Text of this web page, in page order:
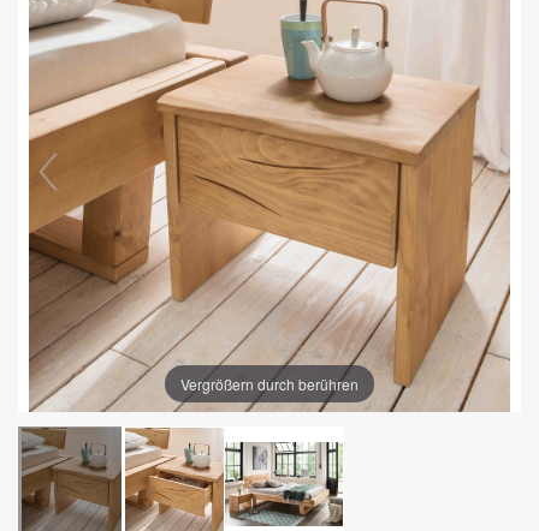
Vergrößern durch berühren